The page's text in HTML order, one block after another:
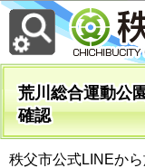
荒川総合運動公
確認
秩父市公式LINEか